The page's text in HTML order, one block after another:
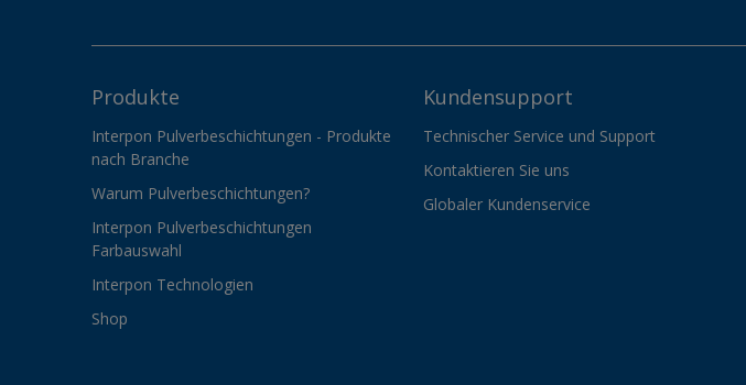
Produkte
Interpon Pulverbeschichtungen - Produkte
nach Branche
Warum Pulverbeschichtungen?
Interpon Pulverbeschichtungen
Farbauswahl
Interpon Technologien
Shop
Kundensupport
Technischer Service und Support
Kontaktieren Sie uns
Globaler Kundenservice